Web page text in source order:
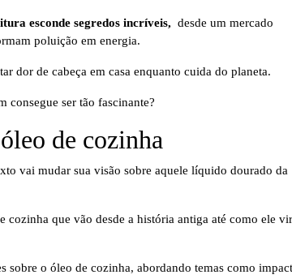
esconde segredos incríveis, desde um mercado
poluição em energia.
dor de cabeça em casa enquanto cuida do planeta.
consegue ser tão fascinante?
de cozinha
vai mudar sua visão sobre aquele líquido dourado da
cozinha que vão desde a história antiga até como ele